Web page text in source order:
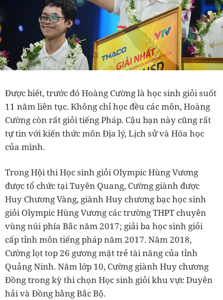
Được biết, trước đó Hoàng Cường là học sinh giỏi suốt
11 năm liên tục. Không chỉ học đều các môn, Hoàng
Cường còn rất giỏi tiếng Pháp. Cậu bạn này cũng rất
tự tin với kiến thức môn Địa lý, Lịch sử và Hóa học
của mình.
Trong Hội thi Học sinh giỏi Olympic Hùng Vương
được tổ chức tại Tuyên Quang, Cường giành được
Huy Chương Vàng, giành Huy chương bạc học sinh
giỏi Olympic Hùng Vương các trường THPT chuyên
vùng núi phía Bắc năm 2017; giải ba học sinh giỏi
cấp tỉnh môn tiếng pháp năm 2017. Năm 2018,
Cường lọt top 26 gương mặt trẻ tài năng của tỉnh
Quảng Ninh. Năm lớp 10, Cường giành Huy chương
Đồng trong kỳ thi chọn Học sinh giỏi khu vực Duyên
hải và Đồng bằng Bắc Bộ.